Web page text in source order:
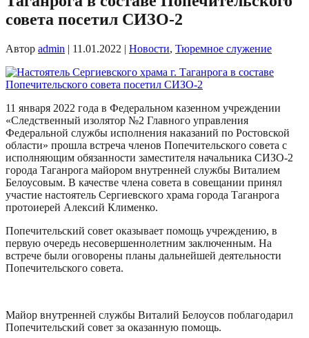
совета посетил СИЗО-2
Автор admin | 11.01.2022 | Новости, Тюремное служение
11 января 2022 года в Федеральном казенном учреждении
«Следственный изолятор №2 Главного управления
Федеральной службы исполнения наказаний по Ростовской
области» прошла встреча членов Попечительского совета с
исполняющим обязанности заместителя начальника СИЗО-2
города Таганрога майором внутренней службы Виталием
Белоусовым. В качестве члена совета в совещании принял
участие настоятель Сергиевского храма города Таганрога
протоиерей Алексий Клименко.
Попечительский совет оказывает помощь учреждению, в
первую очередь несовершеннолетним заключенным. На
встрече были оговорены планы дальнейшей деятельности
Попечительского совета.
Майор внутренней службы Виталий Белоусов поблагодарил
Попечительский совет за оказанную помощь.